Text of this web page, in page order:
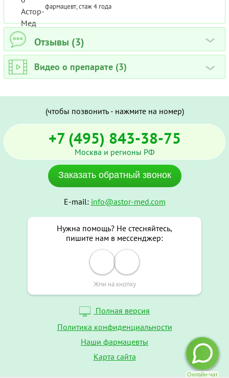
фармацевт, стаж 4 года
Отзывы (3) ›
Видео о препарате (3) ›
(чтобы позвонить - нажмите на номер)
+7 (495) 843-38-75
Москва и регионы РФ
Заказать обратный звонок
E-mail: info@astor-med.com
Нужна помощь? Не стесняйтесь,
пишите нам в мессенджер:
Жми на кнопку
Полная версия
Политика конфиденциальности
Наши фармацевты
Карта сайта